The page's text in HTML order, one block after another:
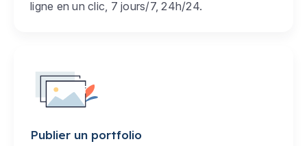
ligne en un clic, 7 jours/7, 24h/24.
Publier un portfolio